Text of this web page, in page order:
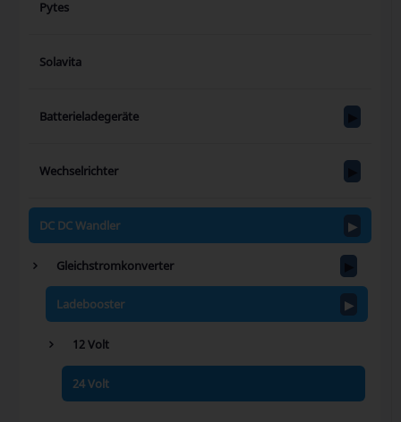
Pytes
Solavita
Batterieladegeräte
Wechselrichter
DC DC Wandler
Gleichstromkonverter
Ladebooster
12 Volt
24 Volt